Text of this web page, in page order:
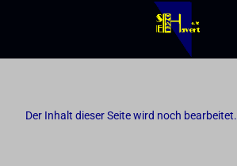
Der Inhalt dieser Seite wird noch bearbeitet.